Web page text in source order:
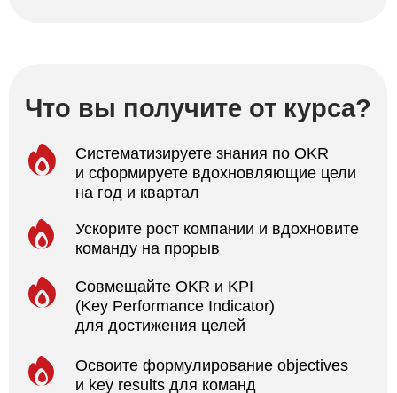
и key results для команд
и индивидуальных целей
Усилите вовлеченность команды
через совместную работу с OKR
и отслеживать прогресс по ключевым
метрикам
Научитесь применять инструменты
change-менеджмента в компании
Получите инструменты тренинга